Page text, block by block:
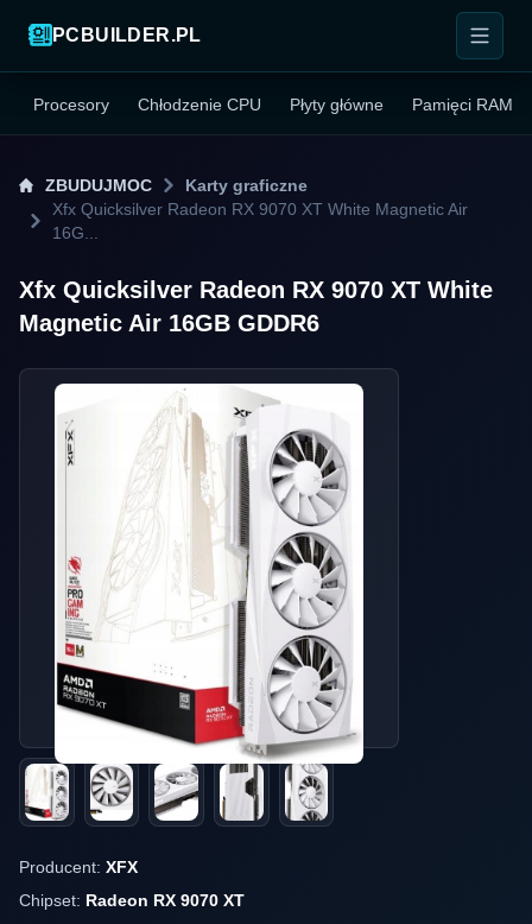
PCBUILDER.PL
Procesory Chłodzenie CPU Płyty główne Pamięci RAM
ZBUDUJMOC
Karty graficzne
Xfx Quicksilver Radeon RX 9070 XT White Magnetic Air
16G...
Xfx Quicksilver Radeon RX 9070 XT White
Magnetic Air 16GB GDDR6
Producent: XFX
Chipset: Radeon RX 9070 XT